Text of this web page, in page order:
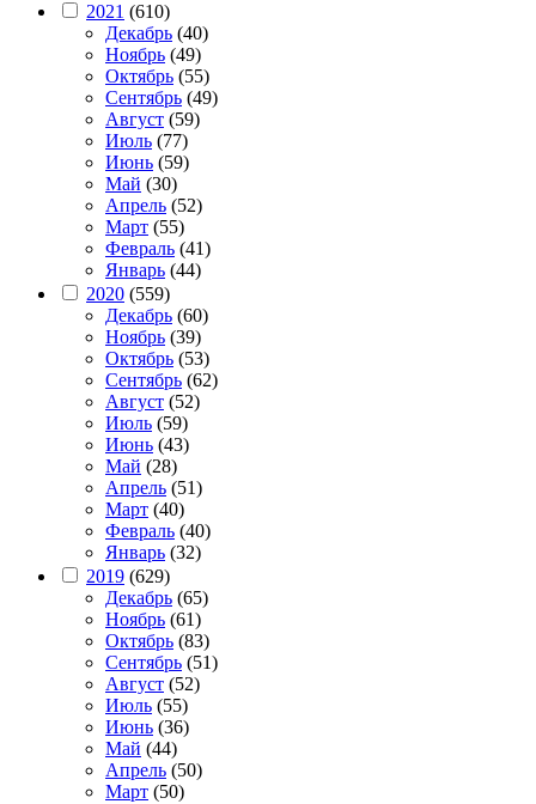
2021 (610)
Декабрь (40)
Ноябрь (49)
Октябрь (55)
Сентябрь (49)
Август (59)
Июль (77)
Июнь (59)
Май (30)
Апрель (52)
Март (55)
Февраль (41)
Январь (44)
2020 (559)
Декабрь (60)
Ноябрь (39)
Октябрь (53)
Сентябрь (62)
Август (52)
Июль (59)
Июнь (43)
Май (28)
Апрель (51)
Март (40)
Февраль (40)
Январь (32)
2019 (629)
Декабрь (65)
Ноябрь (61)
Октябрь (83)
Сентябрь (51)
Август (52)
Июль (55)
Июнь (36)
Май (44)
Апрель (50)
Март (50)